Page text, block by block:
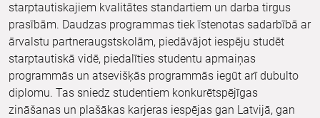
starptautiskajiem kvalitātes standartiem un darba tirgus
prasībām. Daudzas programmas tiek īstenotas sadarbībā ar
ārvalstu partneraugstskolām, piedāvājot iespēju studēt
starptautiskā vidē, piedalīties studentu apmaiņas
programmās un atsevišķās programmās iegūt arī dubulto
diplomu. Tas sniedz studentiem konkurētspējīgas
zināšanas un plašākas karjeras iespējas gan Latvijā, gan